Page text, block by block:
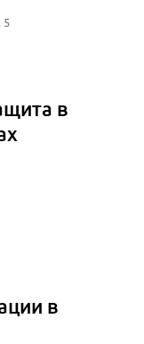
5
в
в